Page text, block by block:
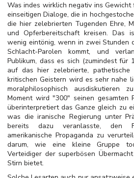
Was indes wirklich negativ ins
einseitigen Dialoge, die in
die hier zelebrierten Tugenden Ehre,
und Opferbereitschaft kreisen. Das
wenig eintönig, wenn in zwei Stunden
Schlacht-Parolen kommt, und
Publikum, dass es sich (zumindest für
auf das hier zelebrierte,
kritischen Geistern wird es sehr nahe
moralphilosophisch
Moment wird "300" seinen gesamten
überinterpretiert das Ganze gleich zu
was die iranische Regierung unter
bereits dazu veranlasste, den
amerikanische Propaganda zu
darum, wie eine kleine Gruppe
Verteidiger der superbösen
Stirn bietet.